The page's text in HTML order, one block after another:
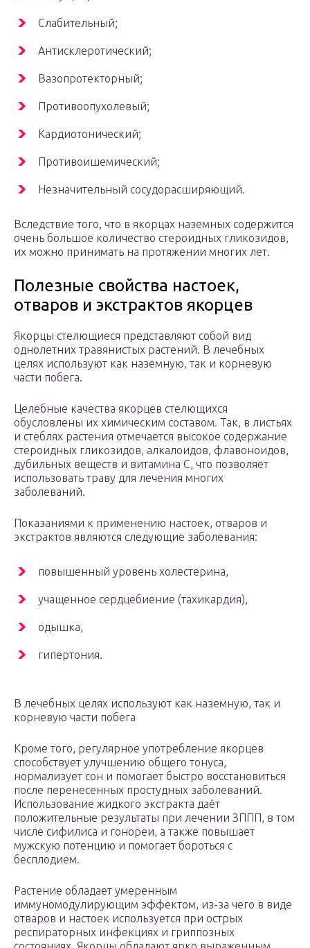
Слабительный;
Антисклеротический;
Вазопротекторный;
Противоопухолевый;
Кардиотонический;
Противоишемический;
Незначительный сосудорасширяющий.
Вследствие того, что в якорцах наземных содержится
очень большое количество стероидных гликозидов,
их можно принимать на протяжении многих лет.
Полезные свойства настоек,
отваров и экстрактов якорцев
Якорцы стелющиеся представляют собой вид
однолетних травянистых растений. В лечебных
целях используют как наземную, так и корневую
части побега.
Целебные качества якорцев стелющихся
обусловлены их химическим составом. Так, в листьях
и стеблях растения отмечается высокое содержание
стероидных гликозидов, алкалоидов, флавоноидов,
дубильных веществ и витамина С, что позволяет
использовать траву для лечения многих
заболеваний.
Показаниями к применению настоек, отваров и
экстрактов являются следующие заболевания:
повышенный уровень холестерина,
учащенное сердцебиение (тахикардия),
одышка,
гипертония.
В лечебных целях используют как наземную, так и
корневую части побега
Кроме того, регулярное употребление якорцев
способствует улучшению общего тонуса,
нормализует сон и помогает быстро восстановиться
после перенесенных простудных заболеваний.
Использование жидкого экстракта даёт
положительные результаты при лечении ЗППП, в том
числе сифилиса и гонореи, а также повышает
мужскую потенцию и помогает бороться с
бесплодием.
Растение обладает умеренным
иммуномодулирующим эффектом, из-за чего в виде
отваров и настоек используется при острых
респираторных инфекциях и гриппозных